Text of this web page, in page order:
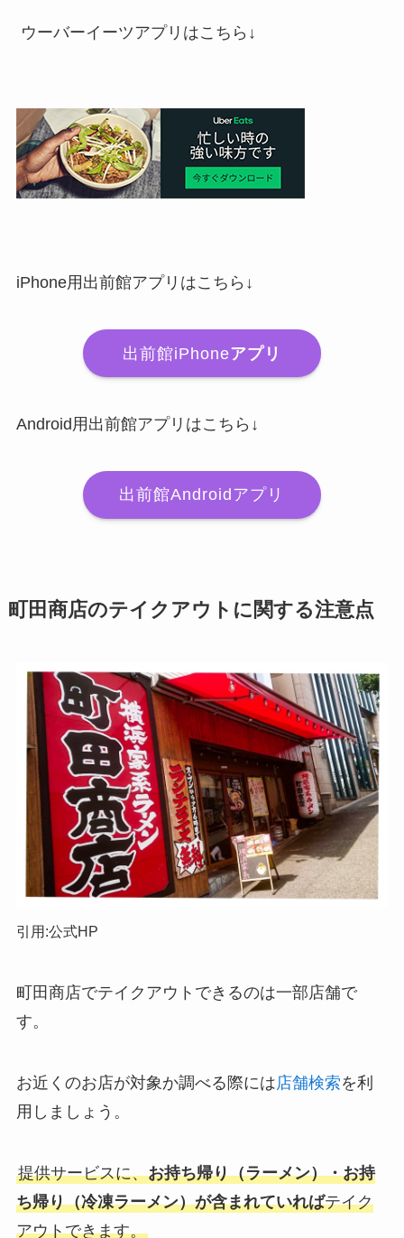
ウーバーイーツアプリはこちら↓
iPhone用出前館アプリはこちら↓
出前館iPhoneアプリ
Android用出前館アプリはこちら↓
出前館Androidアプリ
町田商店のテイクアウトに関する注意点
引用:公式HP
町田商店でテイクアウトできるのは一部店舗で
す。
お近くのお店が対象か調べる際には店舗検索を利
用しましょう。
提供サービスに、お持ち帰り（ラーメン）・お持
ち帰り（冷凍ラーメン）が含まれていればテイク
アウトできます。